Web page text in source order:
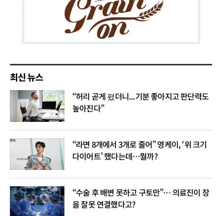
최신 뉴스
“허리 곧게 폈더니...기분 좋아지고 판단력도
높아진다”
“라면 8개에서 3개로 줄어” 영케이, ‘위 크기
다이어트’ 했다는데…뭘까?
“수술 후 배변 못하고 구토만”… 의료진이 장
을 잘못 연결했다고?